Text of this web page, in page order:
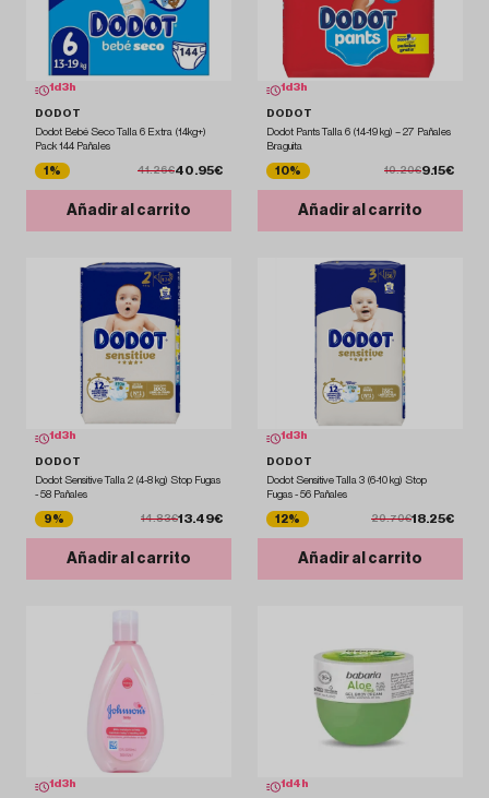
1 d 3 h
DODOT
Dodot Bebé Seco Talla 6 Extra (14kg+)
Pack 144 Pañales
1% 41.26€40.95€
Añadir al carrito
1 d 3 h
DODOT
Dodot Pants Talla 6 (14-19 kg) – 27 Pañales
Braguita
10% 10.20€9.15€
Añadir al carrito
1 d 3 h
DODOT
Dodot Sensitive Talla 2 (4-8 kg) Stop Fugas
- 58 Pañales
9% 14.83€13.49€
Añadir al carrito
1 d 3 h
DODOT
Dodot Sensitive Talla 3 (6-10 kg) Stop
Fugas - 56 Pañales
12% 20.70€18.25€
Añadir al carrito
1 d 3 h 1 d 4 h